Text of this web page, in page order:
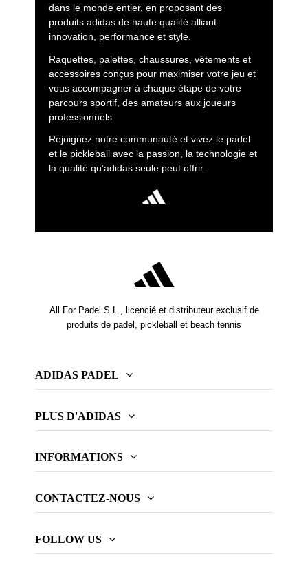
dans le monde entier, en proposant des
produits adidas de haute qualité alliant
innovation, performance et style.
Raquettes, palettes, chaussures, vêtements et
accessoires conçus pour maximiser votre jeu et
vous accompagner à chaque étape de votre
parcours sportif, des amateurs aux joueurs
professionnels.
Rejoignez notre communauté et vivez le padel
et le pickleball avec la passion, la technologie et
la qualité qu’adidas seule peut offrir.
All For Padel S.L., licencié et distributeur exclusif de
produits de padel, pickleball et beach tennis
ADIDAS PADEL
PLUS D'ADIDAS
INFORMATIONS
CONTACTEZ-NOUS
FOLLOW US